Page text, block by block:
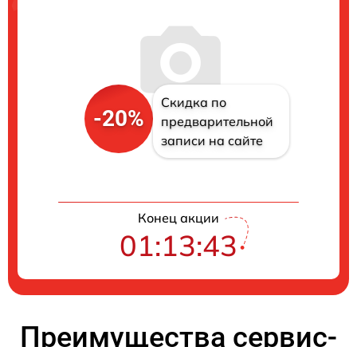
-20%
Скидка по
предварительной
записи на сайте
Конец акции
01:13:42
Преимущества сервис-